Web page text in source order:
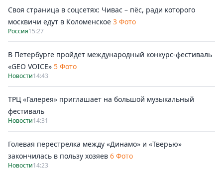
Своя страница в соцсетях: Чивас – пёс, ради которого
москвичи едут в Коломенское 3 Фото
Россия15:27
В Петербурге пройдет международный конкурс-фестиваль
«GEO VOICE» 5 Фото
Новости14:43
ТРЦ «Галерея» приглашает на большой музыкальный
фестиваль
Новости14:31
Голевая перестрелка между «Динамо» и «Тверью»
закончилась в пользу хозяев 6 Фото
Новости14:23